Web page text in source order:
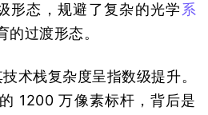
形态，规避了复杂的光学系
的过渡形态。
术栈复杂度呈指数级提升。
1200 万像素标杆，背后是